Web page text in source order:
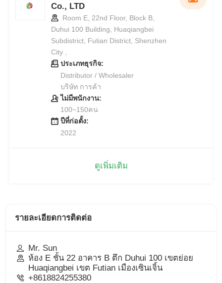
Co., LTD
Room E, 22nd Floor, Block B,
Duhui 100 Building, Huaqiangbei
Subdistrict, Futian District, Shenzhen
City ,
ประเภทธุรกิจ:
Distributor / Wholesaler
บริษัท การค้า
ไม่มีพนักงาน:
100~150คน
ปีที่ก่อตั้ง:
2022
ดูเพิ่มเติม
รายละเอียดการติดต่อ
Mr. Sun
ห้อง E ชั้น 22 อาคาร B ตึก Duhui 100 เขตย่อย
Huaqiangbei เขต Futian เมืองเซินเจิ้น
+8618824255380